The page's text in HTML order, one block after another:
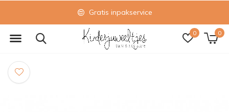
0 0
Gratis inpakservice